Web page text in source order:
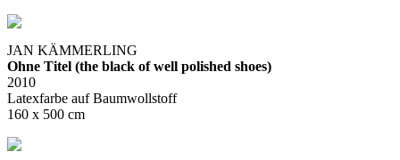
JAN KÄMMERLING
Ohne Titel (the black of well polished shoes)
2010
Latexfarbe auf Baumwollstoff
160 x 500 cm